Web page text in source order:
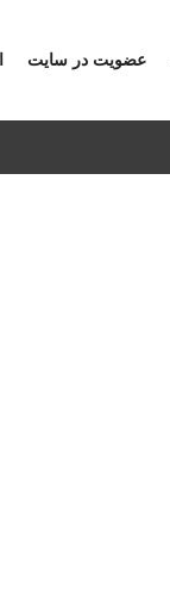
عضویت در سایت